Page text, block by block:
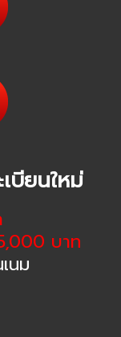
บียนใหม่
บาท
นม